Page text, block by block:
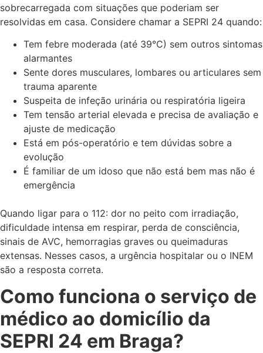
sobrecarregada com situações que poderiam ser
resolvidas em casa. Considere chamar a SEPRI 24 quando:
Tem febre moderada (até 39°C) sem outros sintomas
alarmantes
Sente dores musculares, lombares ou articulares sem
trauma aparente
Suspeita de infeção urinária ou respiratória ligeira
Tem tensão arterial elevada e precisa de avaliação e
ajuste de medicação
Está em pós-operatório e tem dúvidas sobre a
evolução
É familiar de um idoso que não está bem mas não é
emergência
Quando ligar para o 112: dor no peito com irradiação,
dificuldade intensa em respirar, perda de consciência,
sinais de AVC, hemorragias graves ou queimaduras
extensas. Nesses casos, a urgência hospitalar ou o INEM
são a resposta correta.
Como funciona o serviço de
médico ao domicílio da
SEPRI 24 em Braga?